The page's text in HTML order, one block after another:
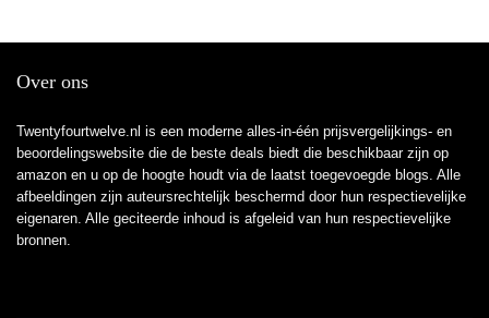
Over ons
Twentyfourtwelve.nl is een moderne alles-in-één prijsvergelijkings- en
beoordelingswebsite die de beste deals biedt die beschikbaar zijn op
amazon en u op de hoogte houdt via de laatst toegevoegde blogs. Alle
afbeeldingen zijn auteursrechtelijk beschermd door hun respectievelijke
eigenaren. Alle geciteerde inhoud is afgeleid van hun respectievelijke
bronnen.